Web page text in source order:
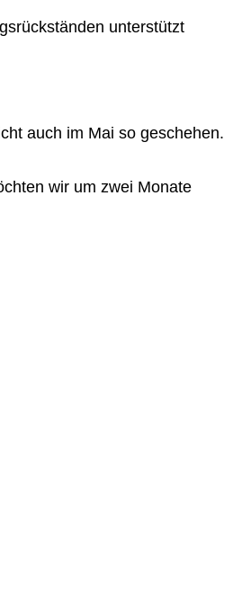
unterstützt
auch im Mai so geschehen.
wir um zwei Monate